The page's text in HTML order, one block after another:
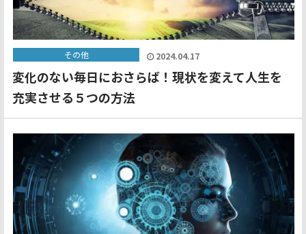
その他 2024.04.17
変化のない毎日におさらば！現状を変えて人生を
充実させる５つの方法